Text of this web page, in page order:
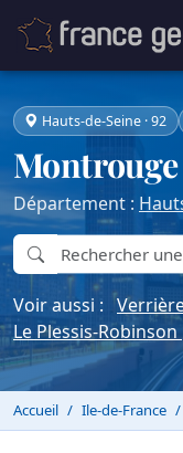
Hauts-de-Seine · 92
Montrouge
Département :
Voir aussi :
Le Plessis-Robinson
Accueil Ile-de-France